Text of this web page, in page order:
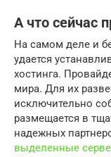
А что сейчас
На самом деле и
удается
хостинга.
мира. Для их
исключительно
размещается в
надежных
выделенные